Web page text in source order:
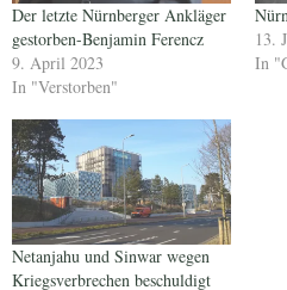
Der letzte Nürnberger Ankläger
gestorben-Benjamin Ferencz
9. April 2023
In "Verstorben"
13.
In
Netanjahu und Sinwar wegen
Kriegsverbrechen beschuldigt